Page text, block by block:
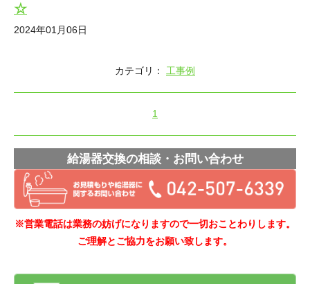
☆
2024年01月06日
カテゴリ： 工事例
1
給湯器交換の相談・お問い合わせ
※営業電話は業務の妨げになりますので一切おことわりします。
ご理解とご協力をお願い致します。